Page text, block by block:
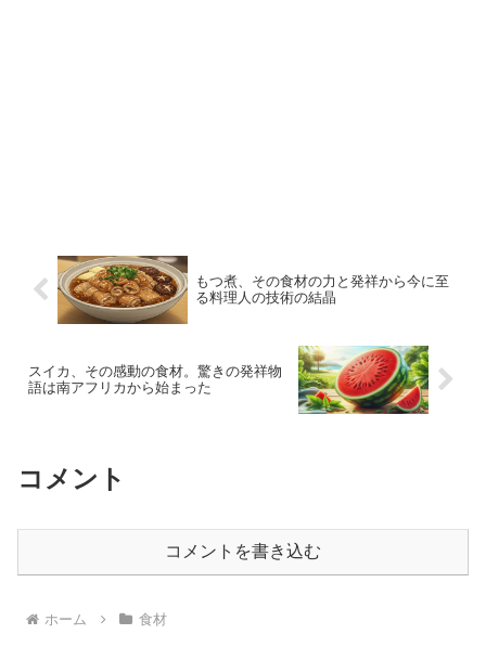
もつ煮、その食材の力と発祥から今に至
る料理人の技術の結晶
スイカ、その感動の食材。驚きの発祥物
語は南アフリカから始まった
コメント
コメントを書き込む
ホーム 食材